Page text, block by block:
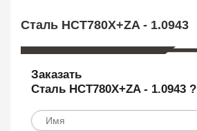
Сталь HCT780X+ZA - 1.0943
Заказать
Сталь HCT780X+ZA - 1.0943 ?